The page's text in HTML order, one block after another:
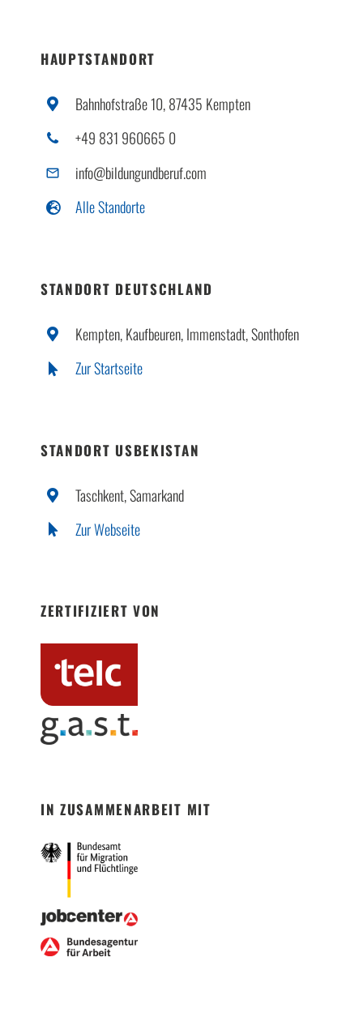
HAUPTSTANDORT
Bahnhofstraße 10, 87435 Kempten
+49 831 960665 0
info@bildungundberuf.com
Alle Standorte
STANDORT DEUTSCHLAND
Kempten, Kaufbeuren, Immenstadt, Sonthofen
Zur Startseite
STANDORT USBEKISTAN
Taschkent, Samarkand
Zur Webseite
ZERTIFIZIERT VON
IN ZUSAMMENARBEIT MIT